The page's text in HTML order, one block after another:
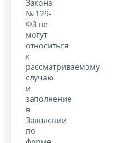
Закона
№ 129-
ФЗ не
могут
относиться
к
рассматриваемому
случаю
и
заполнение
в
Заявлении
по